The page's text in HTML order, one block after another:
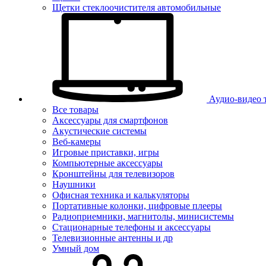
Щетки стеклоочистителя автомобильные
Аудио-видео
Все товары
Аксессуары для смартфонов
Акустические системы
Веб-камеры
Игровые приставки, игры
Компьютерные аксессуары
Кронштейны для телевизоров
Наушники
Офисная техника и калькуляторы
Портативные колонки, цифровые плееры
Радиоприемники, магнитолы, минисистемы
Стационарные телефоны и аксессуары
Телевизионные антенны и др
Умный дом